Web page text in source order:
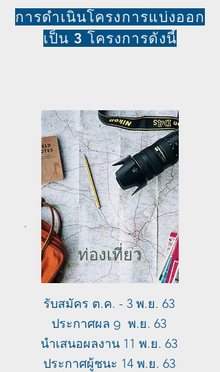
การดำเนินโครงการแบ่งออก
เป็น 3 โครงการดังนี้
ท่องเที่ยว
รับสมัคร ต.ค. - 3 พ.ย. 63
ประกาศผล 9 พ.ย. 63
นำเสนอผลงาน 11 พ.ย. 63
ประกาศผู้ชนะ 14 พ.ย. 63